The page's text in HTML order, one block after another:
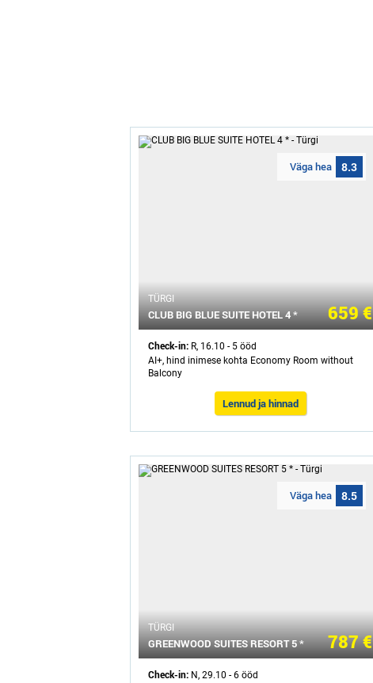
Väga hea 8.3
ТÜRGI
CLUB BIG BLUE SUITE HOTEL 4 * 659 €
Check-in: R, 16.10 - 5 ööd
AI+, hind inimese kohta Economy Room without
Balcony
Lennud ja hinnad
Väga hea 8.5
ТÜRGI
GREENWOOD SUITES RESORT 5 * 787 €
Check-in: N, 29.10 - 6 ööd